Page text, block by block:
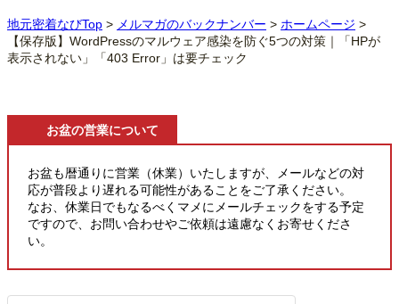
地元密着なびTop > メルマガのバックナンバー > ホームページ >
【保存版】WordPressのマルウェア感染を防ぐ5つの対策｜「HPが
表示されない」「403 Error」は要チェック
お盆の営業について
お盆も暦通りに営業（休業）いたしますが、メールなどの対
応が普段より遅れる可能性があることをご了承ください。
なお、休業日でもなるべくマメにメールチェックをする予定
ですので、お問い合わせやご依頼は遠慮なくお寄せくださ
い。